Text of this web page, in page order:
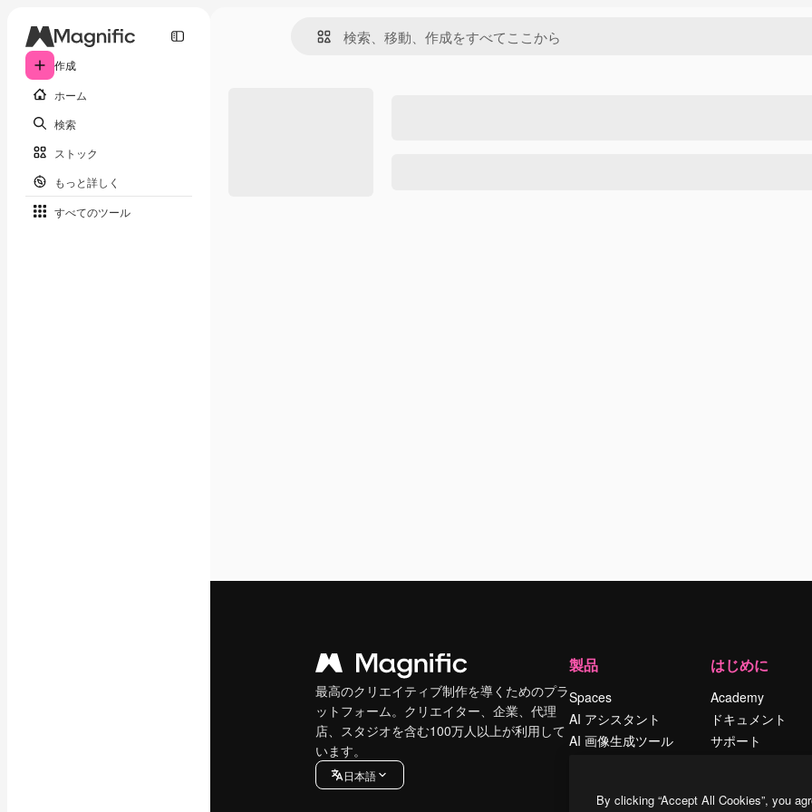
作成
ホーム
検索
ストック
もっと詳しく
すべてのツール
最高のクリエイティブ制作を導くためのプラ
ットフォーム。クリエイター、企業、代理
店、スタジオを含む100万人以上が利用して
います。
日本語
製品
Spaces
AI アシスタント
AI 画像生成ツール
ストックコンテン
はじめに
Academy
ドキュメント
サポート
シー
By clicking “Accept All Cookies”, you